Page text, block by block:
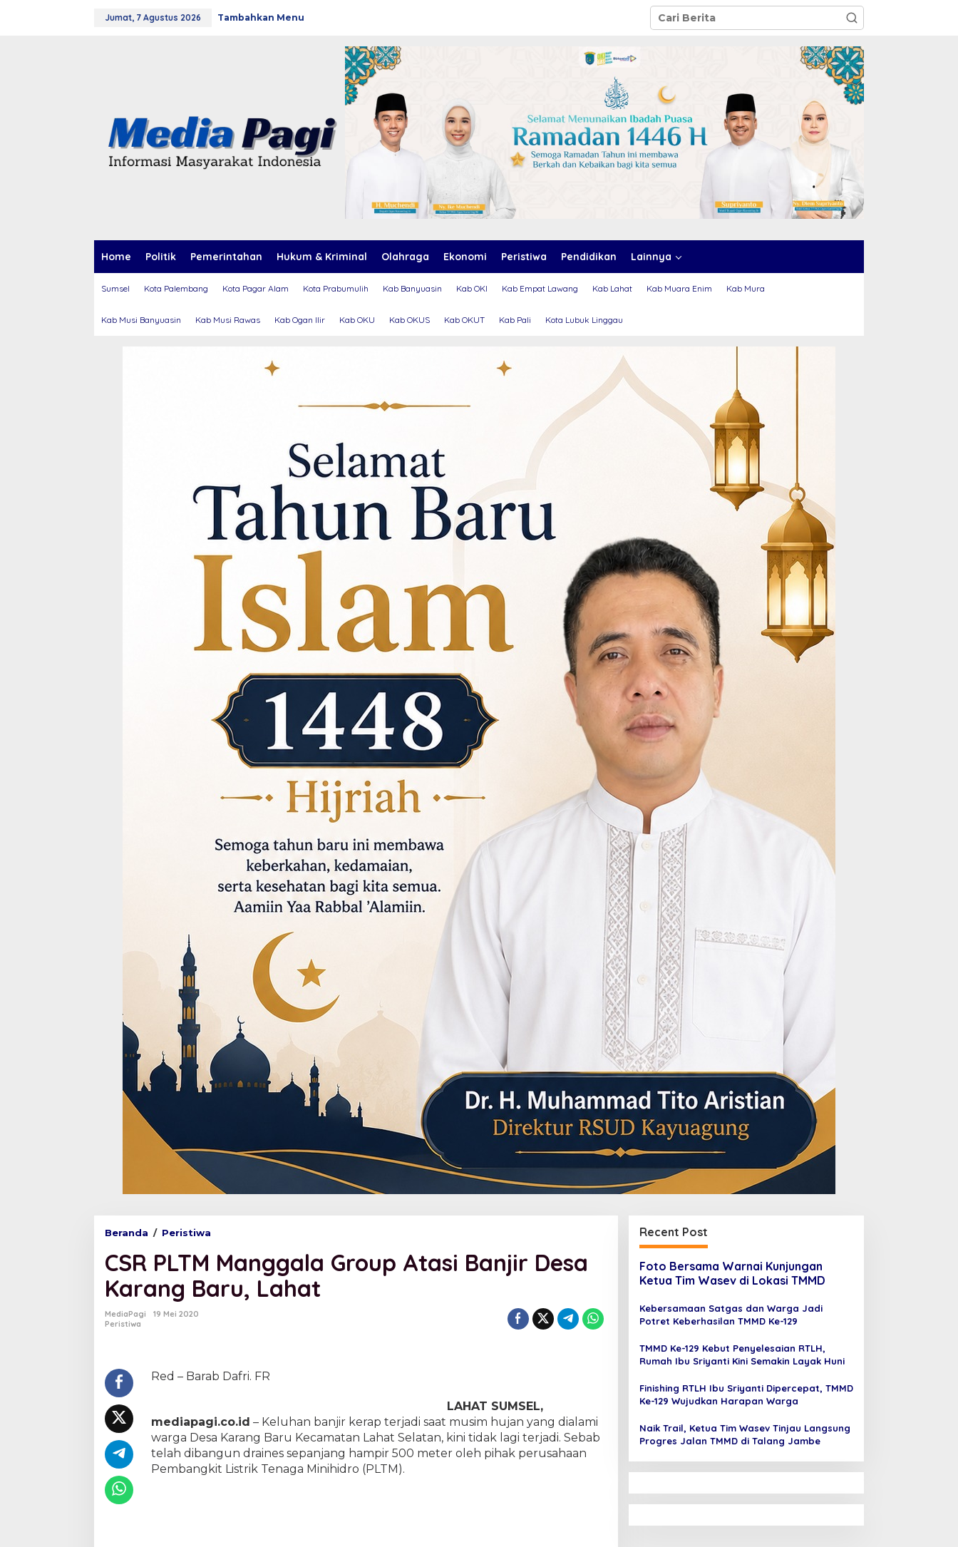
Jumat, 7 Agustus 2026 Tambahkan Menu
Home Politik Pemerintahan Hukum & Kriminal Olahraga Ekonomi Peristiwa Pendidikan Lainnya
Sumsel Kota Palembang Kota Pagar Alam Kota Prabumulih Kab Banyuasin Kab OKI Kab Empat Lawang Kab Lahat Kab Muara Enim Kab Mura
Kab Musi Banyuasin Kab Musi Rawas Kab Ogan Ilir Kab OKU Kab OKUS Kab OKUT Kab Pali Kota Lubuk Linggau
Beranda / Peristiwa
R
P
L
T
g
G
r
o
u
p
CSR PLTM Manggala Group Atasi Banjir Desa
Karang Baru, Lahat
MediaPagi
19 Mei 2020
Peristiwa
Red – Barab Dafri. FR
LAHAT SUMSEL,
mediapagi.co.id – Keluhan banjir kerap terjadi saat musim hujan yang dialami
warga Desa Karang Baru Kecamatan Lahat Selatan, kini tidak lagi terjadi. Sebab
telah dibangun draines sepanjang hampir 500 meter oleh pihak perusahaan
Pembangkit Listrik Tenaga Minihidro (PLTM).
Recent Post
Foto Bersama Warnai Kunjungan
Ketua Tim Wasev di Lokasi TMMD
Kebersamaan Satgas dan Warga Jadi
Potret Keberhasilan TMMD Ke-129
TMMD Ke-129 Kebut Penyelesaian RTLH,
Rumah Ibu Sriyanti Kini Semakin Layak Huni
Finishing RTLH Ibu Sriyanti Dipercepat, TMMD
Ke-129 Wujudkan Harapan Warga
Naik Trail, Ketua Tim Wasev Tinjau Langsung
Progres Jalan TMMD di Talang Jambe